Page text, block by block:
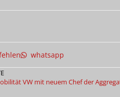
whatsapp
VW mit neuem Chef der